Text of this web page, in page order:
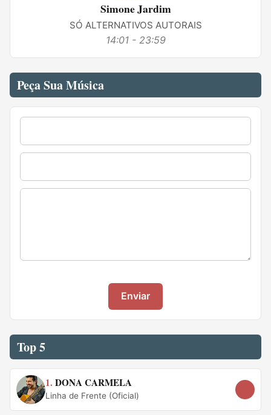
Simone Jardim
SÓ ALTERNATIVOS AUTORAIS
14:01 - 23:59
Peça Sua Música
Enviar
Top 5
1. DONA CARMELA
Linha de Frente (Oficial)